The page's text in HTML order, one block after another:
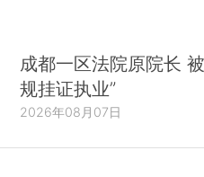
成都一区法院原院长
规挂证执业”
2026年08月07日